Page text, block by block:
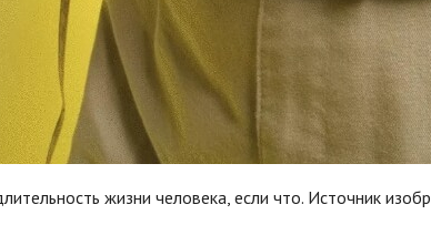
жизни человека, если что. Источник